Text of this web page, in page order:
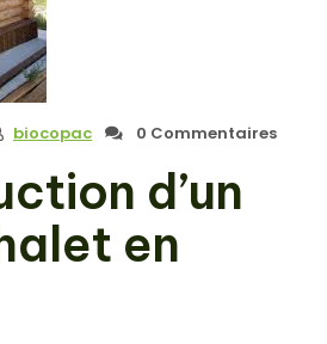
biocopac 0 Commentaires
d’un
en